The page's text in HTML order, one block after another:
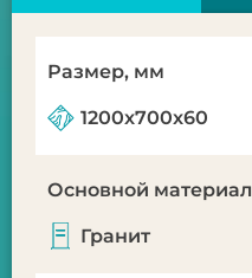
Размер, мм
1200x700x60
Основной материал
Гранит